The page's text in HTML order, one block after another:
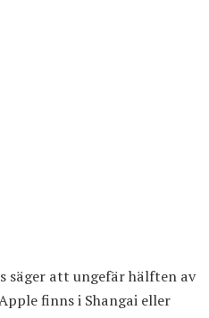
säger att ungefär hälften av
finns i Shangai eller